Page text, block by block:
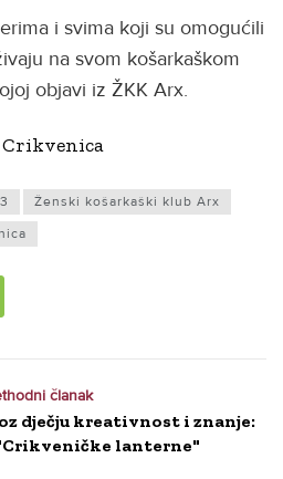
i svima koji su omogućili
na svom košarkaškom
objavi iz ŽKK Arx.
Crikvenica
Ženski košarkaški klub Arx
članak
dječju kreativnost i znanje:
lanterne"